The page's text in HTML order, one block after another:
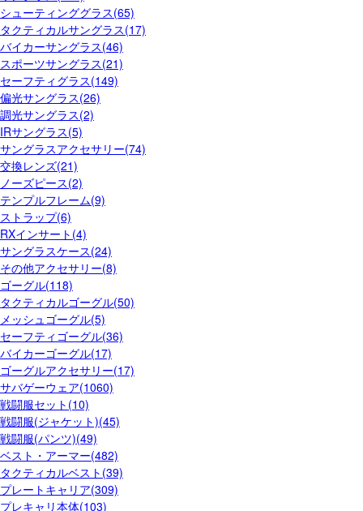
シューティンググラス(65)
タクティカルサングラス(17)
バイカーサングラス(46)
スポーツサングラス(21)
セーフティグラス(149)
偏光サングラス(26)
調光サングラス(2)
IRサングラス(5)
サングラスアクセサリー(74)
交換レンズ(21)
ノーズピース(2)
テンプルフレーム(9)
ストラップ(6)
RXインサート(4)
サングラスケース(24)
その他アクセサリー(8)
ゴーグル(118)
タクティカルゴーグル(50)
メッシュゴーグル(5)
セーフティゴーグル(36)
バイカーゴーグル(17)
ゴーグルアクセサリー(17)
サバゲーウェア(1060)
戦闘服セット(10)
戦闘服(ジャケット)(45)
戦闘服(パンツ)(49)
ベスト・アーマー(482)
タクティカルベスト(39)
プレートキャリア(309)
プレキャリ本体(103)